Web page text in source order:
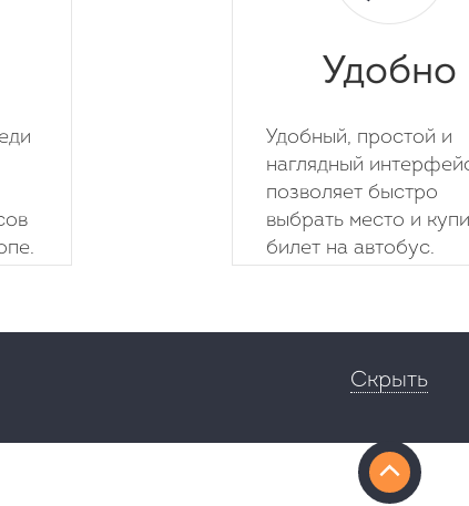
Удобно
Удобный, простой и
наглядный
позволяет быстро
выбрать место и
билет на автобус.
Скрыть